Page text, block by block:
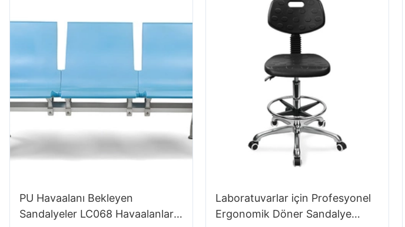
PU Havaalanı Bekleyen
Sandalyeler LC068 Havaalanları
Laboratuvarlar için Profesyonel
Ergonomik Döner Sandalye